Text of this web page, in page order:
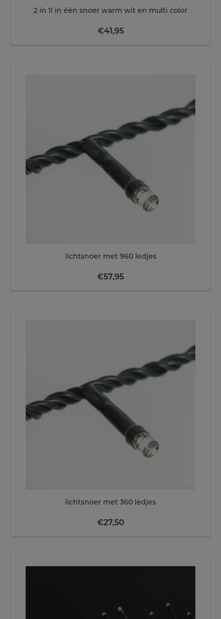
2 in 1! in één snoer warm wit en multi color
€41,95
lichtsnoer met 960 ledjes
€57,95
lichtsnoer met 360 ledjes
€27,50